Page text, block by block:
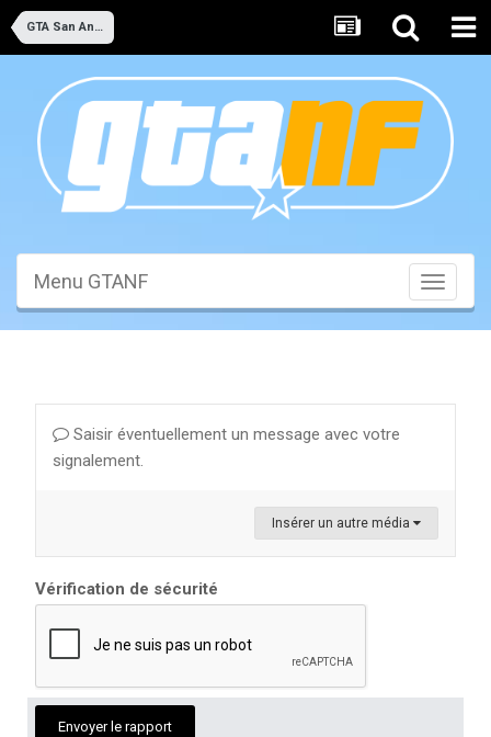
GTA San Andreas
Toggle
Menu GTANF
Saisir éventuellement un message avec votre
signalement.
Insérer un autre média
Vérification de sécurité
Envoyer le rapport